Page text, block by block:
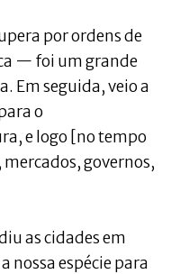
por ordens de
— foi um grande
Em seguida, veio a
o
e logo [no tempo
governos,
as cidades em
nossa espécie para